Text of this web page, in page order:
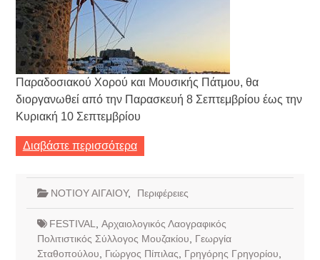
Παραδοσιακού Χορού και Μουσικής Πάτμου, θα
διοργανωθεί από την Παρασκευή 8 Σεπτεμβρίου έως την
Κυριακή 10 Σεπτεμβρίου
Διαβάστε περισσότερα
ΝΟΤΙΟΥ ΑΙΓΑΙΟΥ, Περιφέρειες
FESTIVAL
Αρχαιολογικός Λαογραφικός
Πολιτιστικός Σύλλογος Μουζακίου
Γεωργία
Σταθοπούλου
Γιώργος Πίπιλας Γρηγόρης Γρηγορίου